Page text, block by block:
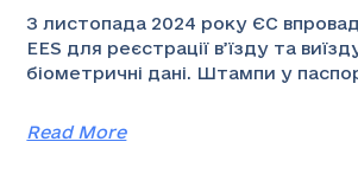
З листопада 2024 року ЄС
EES для реєстрації в’їзду та
біометричні дані. Штампи у
Read More